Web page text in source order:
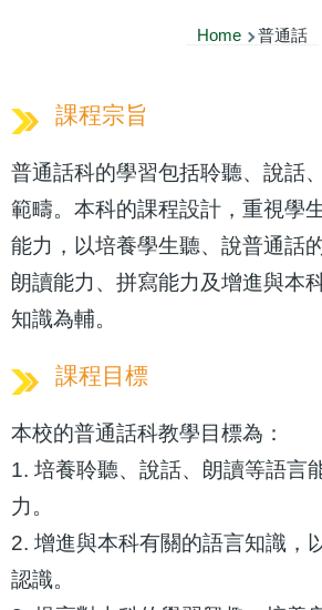
Home 普通話
課程宗旨
普通話科的學習包括聆聽、說話
範疇。本科的課程設計，重視學
能力，以培養學生聽、說普通話
朗讀能力、拼寫能力及增進與本
知識為輔。
課程目標
本校的普通話科教學目標為：
1. 培養聆聽、說話、朗讀等語言
力。
2. 增進與本科有關的語言知識，
認識。